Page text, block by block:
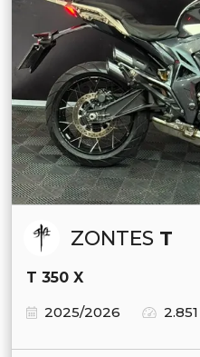
ZONTES T
T 350 X
2025/2026